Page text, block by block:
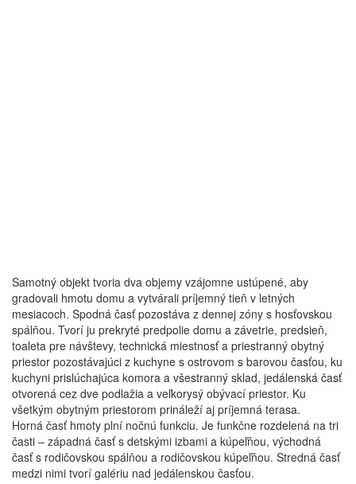
Samotný objekt tvoria dva objemy vzájomne ustúpené, aby
gradovali hmotu domu a vytvárali príjemný tieň v letných
mesiacoch. Spodná časť pozostáva z dennej zóny s hosťovskou
spálňou. Tvorí ju prekryté predpolie domu a závetrie, predsieň,
toaleta pre návštevy, technická miestnosť a priestranný obytný
priestor pozostávajúci z kuchyne s ostrovom s barovou časťou, ku
kuchyni prislúchajúca komora a všestranný sklad, jedálenská časť
otvorená cez dve podlažia a veľkorysý obývací priestor. Ku
všetkým obytným priestorom prináleží aj príjemná terasa.
Horná časť hmoty plní nočnú funkciu. Je funkčne rozdelená na tri
časti – západná časť s detskými izbami a kúpeľňou, východná
časť s rodičovskou spálňou a rodičovskou kúpeľňou. Stredná časť
medzi nimi tvorí galériu nad jedálenskou časťou.